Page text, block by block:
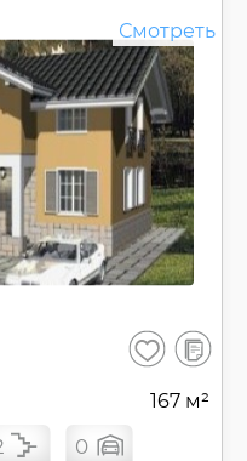
Смотреть
Сохранить
В
167 м²
0